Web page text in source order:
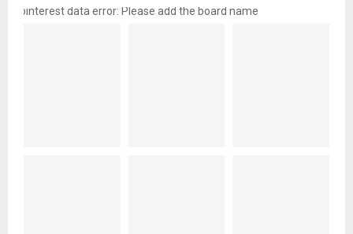
pinterest data error: Please add the board name